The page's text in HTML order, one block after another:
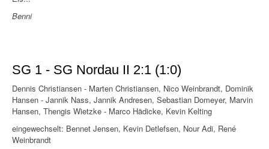
Benni
SG 1 - SG Nordau II 2:1 (1:0)
Dennis Christiansen - Marten Christiansen, Nico Weinbrandt, Dominik
Hansen - Jannik Nass, Jannik Andresen, Sebastian Domeyer, Marvin
Hansen, Thengis Wietzke - Marco Hädicke, Kevin Kelting
eingewechselt: Bennet Jensen, Kevin Detlefsen, Nour Adi, René
Weinbrandt